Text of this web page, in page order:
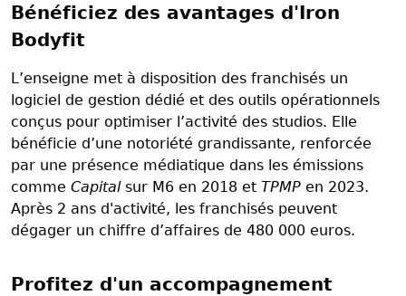
Bénéficiez des avantages d'Iron
Bodyfit
L’enseigne met à disposition des franchisés un
logiciel de gestion dédié et des outils opérationnels
conçus pour optimiser l’activité des studios. Elle
bénéficie d’une notoriété grandissante, renforcée
par une présence médiatique dans les émissions
comme Capitalsur M6 en 2018 et TPMP en 2023.
Après 2 ans d'activité, les franchisés peuvent
dégager un chiffre d’affaires de 480 000 euros.
Profitez d'un accompagnement